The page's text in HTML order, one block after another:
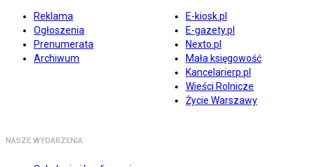
Reklama
Ogłoszenia
Prenumerata
Archiwum
E-kiosk.pl
E-gazety.pl
Nexto.pl
Mała księgowość
Kancelarierp.pl
Wieści Rolnicze
Życie Warszawy
NASZE WYDARZENIA